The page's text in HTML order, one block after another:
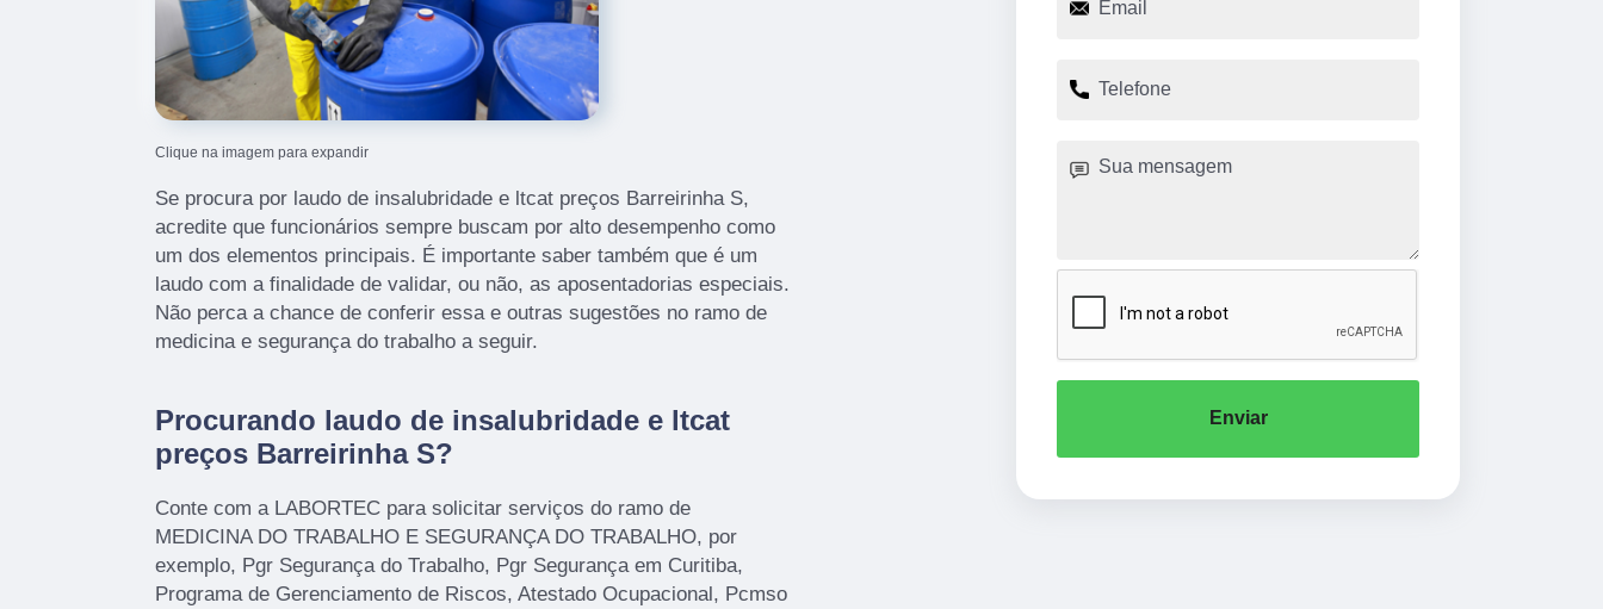
Clique na imagem para expandir
Se procura por laudo de insalubridade e ltcat preços Barreirinha S,
acredite que funcionários sempre buscam por alto desempenho como
um dos elementos principais. É importante saber também que é um
laudo com a finalidade de validar, ou não, as aposentadorias especiais.
Não perca a chance de conferir essa e outras sugestões no ramo de
medicina e segurança do trabalho a seguir.
Procurando laudo de insalubridade e ltcat
preços Barreirinha S?
Conte com a LABORTEC para solicitar serviços do ramo de
MEDICINA DO TRABALHO E SEGURANÇA DO TRABALHO, por
exemplo, Pgr Segurança do Trabalho, Pgr Segurança em Curitiba,
Programa de Gerenciamento de Riscos, Atestado Ocupacional, Pcmso
Enviar